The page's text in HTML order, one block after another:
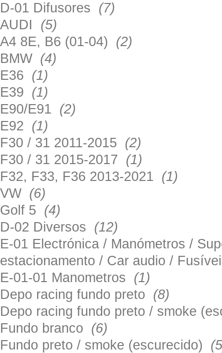
D-01 Difusores (7)
AUDI (5)
A4 8E, B6 (01-04) (2)
BMW (4)
E36 (1)
E39 (1)
E90/E91 (2)
E92 (1)
F30 / 31 2011-2015 (2)
F30 / 31 2015-2017 (1)
F32, F33, F36 2013-2021 (1)
VW (6)
Golf 5 (4)
D-02 Diversos (12)
E-01 Electrónica / Manómetros /
estacionamento / Car audio /
E-01-01 Manometros (1)
Depo racing fundo preto (8)
Depo racing fundo preto / smoke
Fundo branco (6)
Fundo preto / smoke (escurecido)